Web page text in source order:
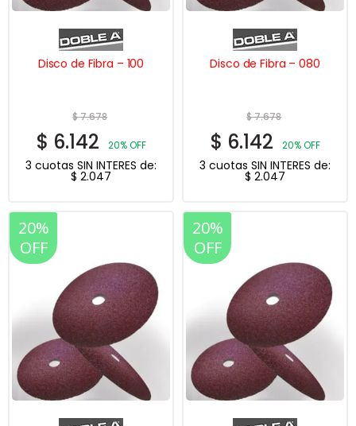
Disco de Fibra – 100
$7.678
$ 6.142 20% OFF
3 cuotas SIN INTERES de:
$ 2.047
Disco de Fibra – 080
$7.678
$ 6.142 20% OFF
3 cuotas SIN INTERES de:
$ 2.047
20%
OFF
20%
OFF